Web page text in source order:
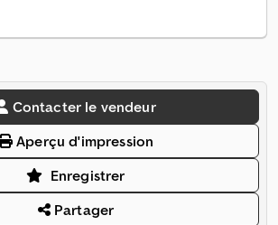
Contacter le vendeur
Aperçu d'impression
Enregistrer
Partager